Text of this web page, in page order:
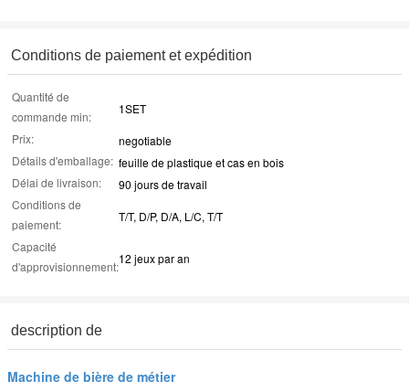
Conditions de paiement et expédition
Quantité de
commande min:
1SET
Prix:
negotiable
Détails d'emballage: feuille de plastique et cas en bois
Délai de livraison:
90 jours de travail
Conditions de
paiement:
T/T, D/P, D/A, L/C, T/T
Capacité
d'approvisionnement:
12 jeux par an
description de
Machine de bière de métier